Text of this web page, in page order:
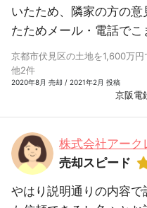
いたため、隣家の方の
たためメール・電話で
京都市伏見区の土地を1,600万
他2件
2020年8月 売却 / 2021年2月 投稿
京阪電
株式会社アーク
売却スピード
やはり説明通りの内容